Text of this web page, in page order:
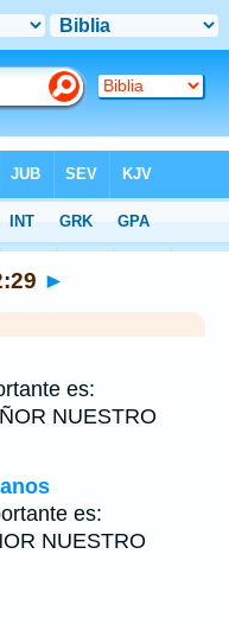
►
es:
NUESTRO
es:
NUESTRO